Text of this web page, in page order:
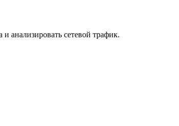
анализировать сетевой трафик.